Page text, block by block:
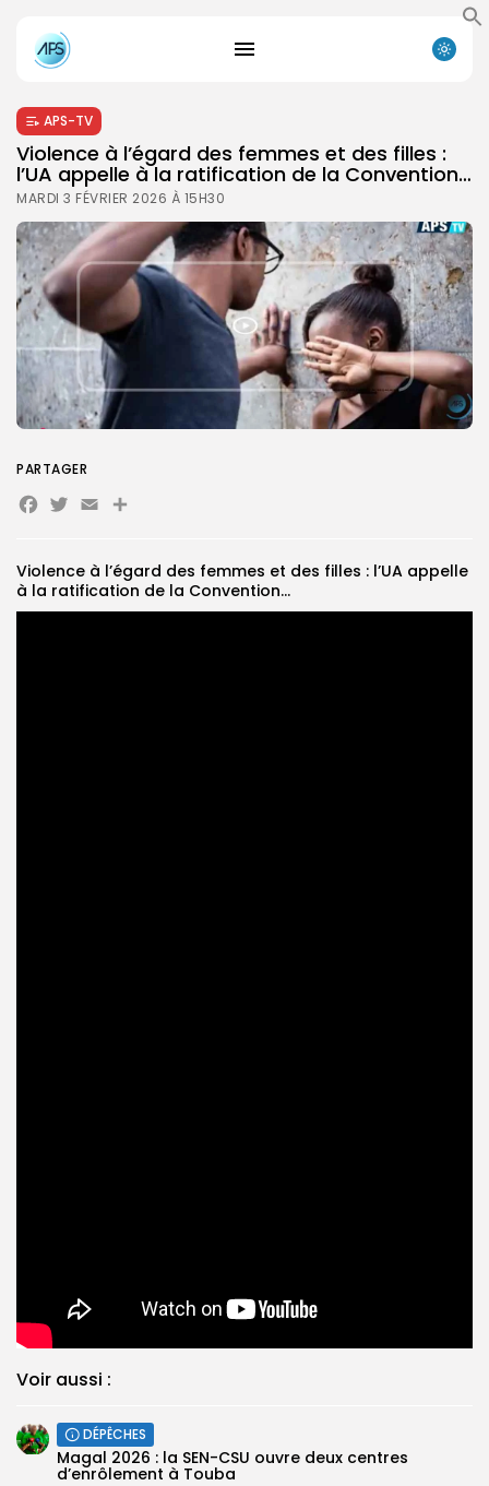
for: Button
APS-TV
Violence à l’égard des femmes et des filles :
l’UA appelle à la ratification de la Convention…
MARDI 3 FÉVRIER 2026 À 15H30
Violence à l’égard des femmes et des filles : l’UA appelle
à la ratification de la Convention...
Voir aussi :
DÉPÊCHES
Magal 2026 : la SEN-CSU ouvre deux centres
d’enrôlement à Touba
PARTAGER
Facebook
Twitter
EmailPartager